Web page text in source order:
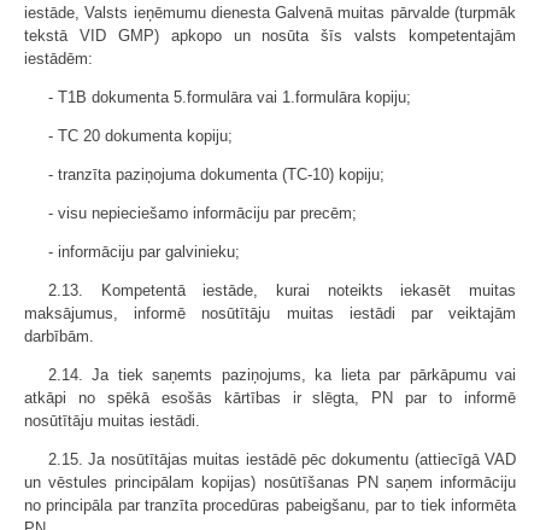
iestāde, Valsts ieņēmumu dienesta Galvenā muitas pārvalde (turpmāk
tekstā VID GMP) apkopo un nosūta šīs valsts kompetentajām
iestādēm:
- T1B dokumenta 5.formulāra vai 1.formulāra kopiju;
- TC 20 dokumenta kopiju;
- tranzīta paziņojuma dokumenta (TC-10) kopiju;
- visu nepieciešamo informāciju par precēm;
- informāciju par galvinieku;
2.13. Kompetentā iestāde, kurai noteikts iekasēt muitas
maksājumus, informē nosūtītāju muitas iestādi par veiktajām
darbībām.
2.14. Ja tiek saņemts paziņojums, ka lieta par pārkāpumu vai
atkāpi no spēkā esošās kārtības ir slēgta, PN par to informē
nosūtītāju muitas iestādi.
2.15. Ja nosūtītājas muitas iestādē pēc dokumentu (attiecīgā VAD
un vēstules principālam kopijas) nosūtīšanas PN saņem informāciju
no principāla par tranzīta procedūras pabeigšanu, par to tiek informēta